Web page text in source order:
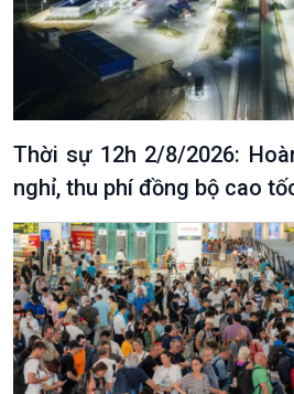
Thời sự 12h 2/8/2026:
nghỉ, thu phí đồng bộ cao